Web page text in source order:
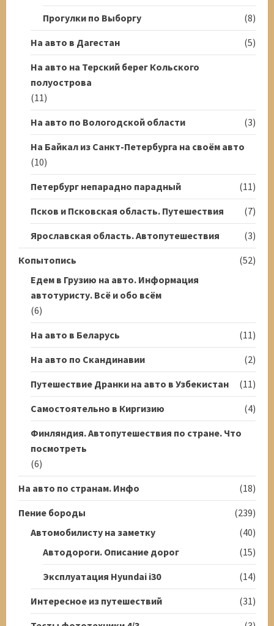
Прогулки по Выборгу
(8)
На авто в Дагестан
(5)
На авто на Терский берег Кольского
полуострова
(11)
На авто по Вологодской области
(3)
На Байкал из Санкт-Петербурга на своём авто
(10)
Петербург непарадно парадный
(11)
Псков и Псковская область. Путешествия
(7)
Ярославская область. Автопутешествия
(3)
Копытопись
(52)
Едем в Грузию на авто. Информация
автотуристу. Всё и обо всём
(6)
На авто в Беларусь
(11)
На авто по Скандинавии
(2)
Путешествие Дранки на авто в Узбекистан
(11)
Самостоятельно в Киргизию
(4)
Финляндия. Автопутешествия по стране. Что
посмотреть
(6)
На авто по странам. Инфо
(18)
Пение бороды
(239)
Автомобилисту на заметку
(40)
Автодороги. Описание дорог
(15)
Эксплуатация Hyundai i30
(14)
Интересное из путешествий
(31)